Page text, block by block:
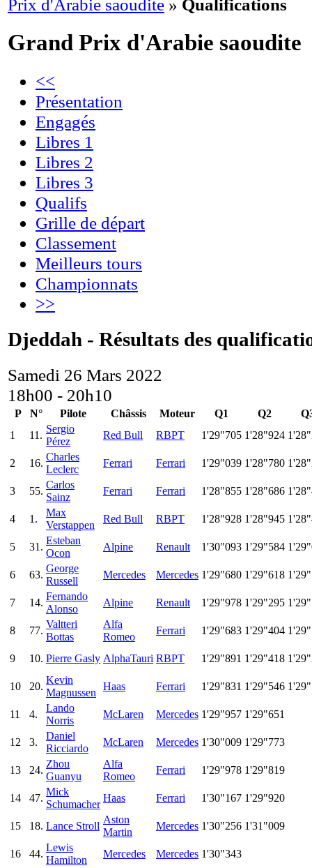
Prix d'Arabie saoudite » Qualifications
Grand Prix d'Arabie saoudite
<<
Présentation
Engagés
Libres 1
Libres 2
Libres 3
Qualifs
Grille de départ
Classement
Meilleurs tours
Championnats
>>
Djeddah - Résultats des
Samedi 26 Mars 2022
18h00 - 20h10
P N° Pilote Châssis Moteur Q1 Q2
1
11.
Sergio
Pérez
Red Bull RBPT 1'29"705 1'28"924
2 16.
Charles
Leclerc
Ferrari Ferrari 1'29"039 1'28"780
3 55.
Carlos
Sainz
Ferrari Ferrari 1'28"855 1'28"686
4 1.
Max
Verstappen
Red Bull RBPT 1'28"928 1'28"945
5 31.
Esteban
Ocon
Alpine Renault 1'30"093 1'29"584
6 63.
George
Russell
Mercedes Mercedes 1'29"680 1'29"618
7 14.
Fernando
Alonso
Alpine Renault 1'29"978 1'29"295
8 77.
Valtteri
Bottas
Alfa
Romeo
Ferrari 1'29"683 1'29"404
9 10. Pierre Gasly AlphaTauri RBPT 1'29"891 1'29"418
10 20.
Kevin
Magnussen
Haas Ferrari 1'29"831 1'29"546
11 4.
Lando
Norris
McLaren Mercedes 1'29"957 1'29"651
12 3.
Daniel
Ricciardo
McLaren Mercedes 1'30"009 1'29"773
13 24.
Zhou
Guanyu
Alfa
Romeo
Ferrari 1'29"978 1'29"819
14 47.
Mick
Schumacher
Haas Ferrari 1'30"167 1'29"920
15 18. Lance Stroll
Aston
Martin
Mercedes 1'30"256 1'31"009
16 44.
Lewis
Hamilton
Mercedes Mercedes 1'30"343